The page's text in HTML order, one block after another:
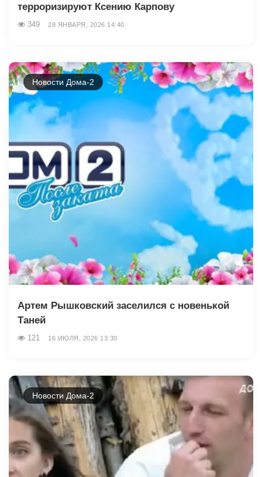
терроризируют Ксению Карпову
349 28 ЯНВАРЯ, 2026 14:40
Новости Дома-2
Артем Рышковский заселился с новенькой
Таней
121 16 ИЮЛЯ, 2026 13:30
Новости Дома-2